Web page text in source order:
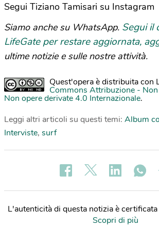
Segui Tiziano Tamisari su Instagram
Siamo anche su WhatsApp. Segui il
LifeGate per restare aggiornata,
ultime notizie e sulle nostre attività.
Quest'opera è distribuita con
Commons Attribuzione -
Non opere derivate 4.0 Internazionale.
Leggi altri articoli su questi temi: Album
Interviste, surf
L'autenticità di questa notizia è
Scopri di più